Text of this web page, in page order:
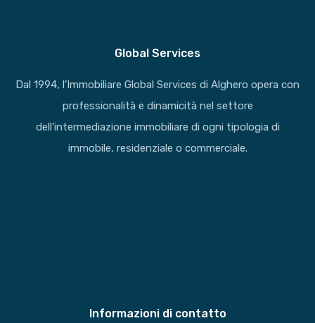
Global Services
Dal 1994, l’Immobiliare Global Services di Alghero opera con
professionalità e dinamicità nel settore
dell’intermediazione immobiliare di ogni tipologia di
immobile, residenziale o commerciale.
Informazioni di contatto